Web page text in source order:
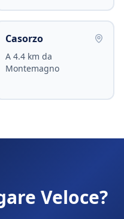
Casorzo
A 4.4 km da
Montemagno
Veloce?